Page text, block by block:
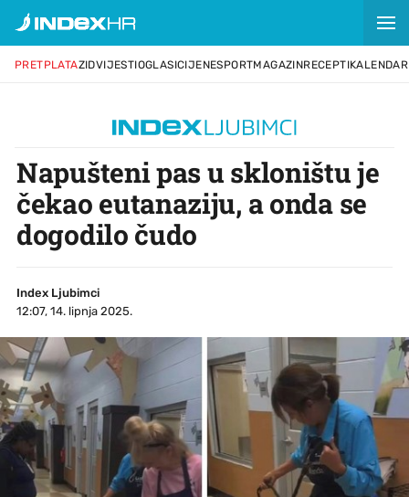
PRETPLATAZIDVIJESTIOGLASICIJENESPORTMAGAZINRECEPTIKALENDAR
Napušteni pas u skloništu je
čekao eutanaziju, a onda se
dogodilo čudo
Index Ljubimci
12:07, 14. lipnja 2025.